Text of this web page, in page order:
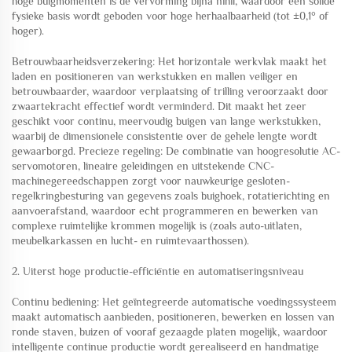
fysieke basis wordt geboden voor hoge herhaalbaarheid (tot ±0,1° of
hoger).
Betrouwbaarheidsverzekering: Het horizontale werkvlak maakt het
laden en positioneren van werkstukken en mallen veiliger en
betrouwbaarder, waardoor verplaatsing of trilling veroorzaakt door
zwaartekracht effectief wordt verminderd. Dit maakt het zeer
geschikt voor continu, meervoudig buigen van lange werkstukken,
waarbij de dimensionele consistentie over de gehele lengte wordt
gewaarborgd. Precieze regeling: De combinatie van hoogresolutie AC-
servomotoren, lineaire geleidingen en uitstekende CNC-
machinegereedschappen zorgt voor nauwkeurige gesloten-
regelkringbesturing van gegevens zoals buighoek, rotatierichting en
aanvoerafstand, waardoor echt programmeren en bewerken van
complexe ruimtelijke krommen mogelijk is (zoals auto-uitlaten,
meubelkarkassen en lucht- en ruimtevaarthossen).
2. Uiterst hoge productie-efficiëntie en automatiseringsniveau
Continu bediening: Het geïntegreerde automatische voedingssysteem
maakt automatisch aanbieden, positioneren, bewerken en lossen van
ronde staven, buizen of vooraf gezaagde platen mogelijk, waardoor
intelligente continue productie wordt gerealiseerd en handmatige